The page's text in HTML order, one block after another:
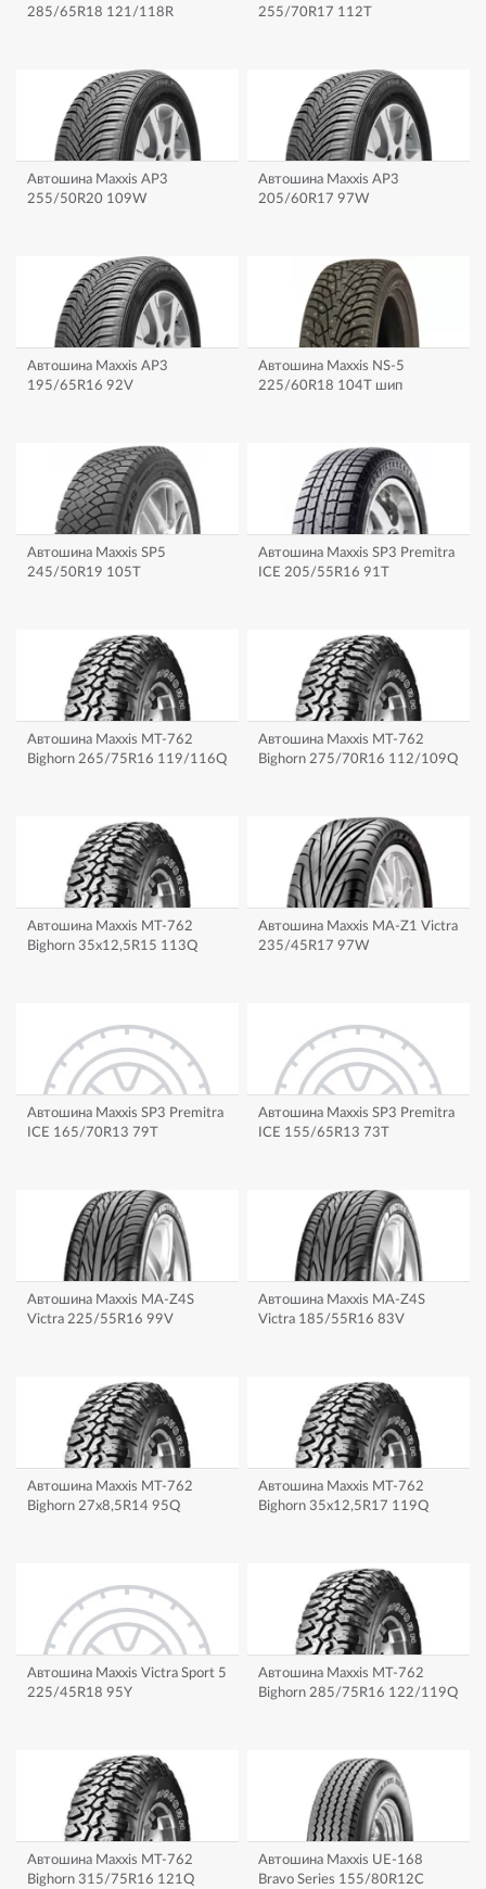
285/65R18 121/118R
255/70R17 112T
Автошина Maxxis AP3
255/50R20 109W
Автошина Maxxis AP3
205/60R17 97W
Автошина Maxxis AP3
195/65R16 92V
Автошина Maxxis NS-5
225/60R18 104T шип
Автошина Maxxis SP5
245/50R19 105T
Автошина Maxxis SP3 Premitra
ICE 205/55R16 91T
Автошина Maxxis MT-762
Bighorn 265/75R16 119/116Q
Автошина Maxxis MT-762
Bighorn 275/70R16 112/109Q
Автошина Maxxis MT-762
Bighorn 35x12,5R15 113Q
Автошина Maxxis MA-Z1 Victra
235/45R17 97W
Автошина Maxxis SP3 Premitra
ICE 165/70R13 79T
Автошина Maxxis SP3 Premitra
ICE 155/65R13 73T
Автошина Maxxis MA-Z4S
Victra 225/55R16 99V
Автошина Maxxis MA-Z4S
Victra 185/55R16 83V
Автошина Maxxis MT-762
Bighorn 27x8,5R14 95Q
Автошина Maxxis MT-762
Bighorn 35x12,5R17 119Q
Автошина Maxxis Victra Sport 5
225/45R18 95Y
Автошина Maxxis MT-762
Bighorn 285/75R16 122/119Q
Автошина Maxxis MT-762
Bighorn 315/75R16 121Q
Автошина Maxxis UE-168
Bravo Series 155/80R12C